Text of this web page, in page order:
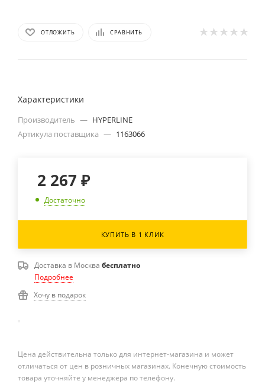
ОТЛОЖИТЬ СРАВНИТЬ
Характеристики
Производитель — HYPERLINE
Артикула поставщика — 1163066
2 267 ₽
Достаточно
КУПИТЬ В 1 КЛИК
Доставка в Москва бесплатно
Подробнее
Хочу в подарок
Цена действительна только для интернет-магазина и может
отличаться от цен в розничных магазинах. Конечную стоимость
товара уточняйте у менеджера по телефону.